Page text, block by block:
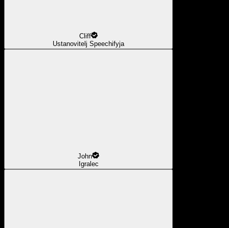
Cliff
Ustanovitelj Speechifyja
John
Igralec